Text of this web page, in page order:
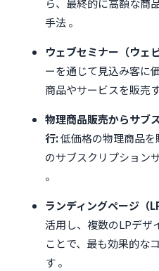
手法 。
ウェブセミナー（ウェ
ーを通じて見込み客に
商品やサービスを販売
物理商品販売からサブ
行:低価格の物理商品
のサブスクリプション
。
ランディングページ（
活用し、複数のLPデザ
ことで、最も効果的な
す 。